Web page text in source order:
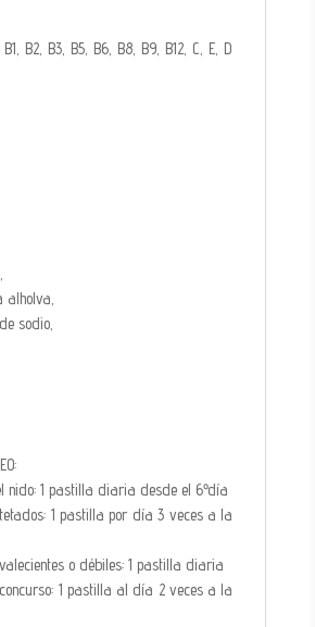
B2, B3, B5, B6, B8, B9, B12, C, E, D
alholva,
sodio,
nido: 1 pastilla diaria desde el 6º día
1 pastilla por día 3 veces a la
o débiles: 1 pastilla diaria
1 pastilla al día 2 veces a la